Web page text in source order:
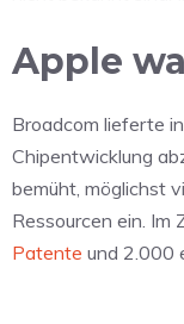
Apple
Broadcom lieferte
Chipentwicklung
bemüht, möglichst
Ressourcen ein.
Patente und 2.000